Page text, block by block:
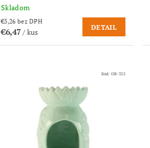
Skladom
€5,26 bez DPH
€6,47/ kus
DETAIL
Kód:OB-335